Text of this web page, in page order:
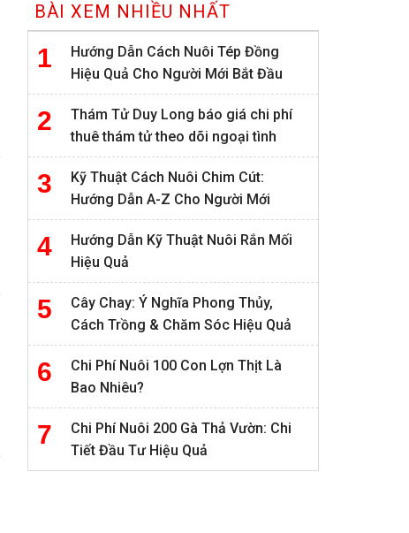
BÀI XEM NHIỀU NHẤT
Hướng Dẫn Cách Nuôi Tép Đồng
Hiệu Quả Cho Người Mới Bắt Đầu
Thám Tử Duy Long báo giá chi phí
thuê thám tử theo dõi ngoại tình
Kỹ Thuật Cách Nuôi Chim Cút:
Hướng Dẫn A-Z Cho Người Mới
Hướng Dẫn Kỹ Thuật Nuôi Rắn Mối
Hiệu Quả
Cây Chay: Ý Nghĩa Phong Thủy,
Cách Trồng & Chăm Sóc Hiệu Quả
Chi Phí Nuôi 100 Con Lợn Thịt Là
Bao Nhiêu?
Chi Phí Nuôi 200 Gà Thả Vườn: Chi
Tiết Đầu Tư Hiệu Quả